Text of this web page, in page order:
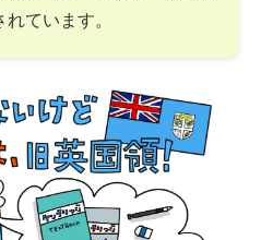
ています。